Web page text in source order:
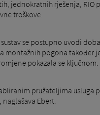
jednokratnih rješenja,
troškove.
sustav se postupno uvodi
montažnih pogona također
pokazala se
pružateljima usluga
Ebert.